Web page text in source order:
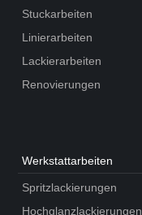
Stuckarbeiten
Linierarbeiten
Lackierarbeiten
Renovierungen
Werkstatt­arbeiten
Spritzlackierungen
Hochglanzlackierungen